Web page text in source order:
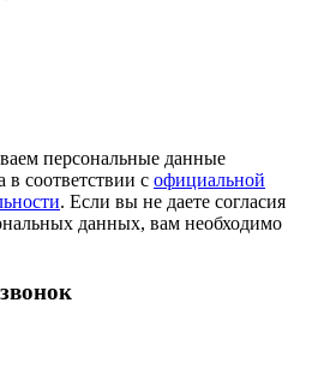
персональные данные
в соответствии с официальной
. Если вы не даете согласия
данных, вам необходимо